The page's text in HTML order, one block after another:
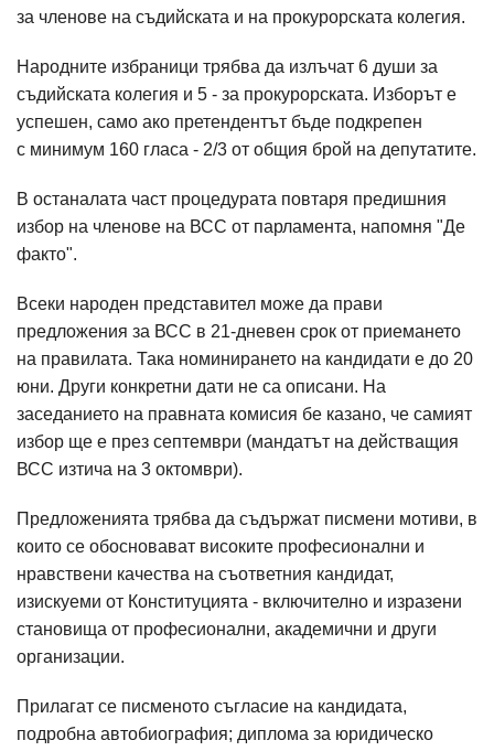
за членове на съдийската и на прокурорската колегия.
Народните избраници трябва да излъчат 6 души за
съдийската колегия и 5 - за прокурорската. Изборът е
успешен, само ако претендентът бъде подкрепен
с минимум 160 гласа - 2/3 от общия брой на депутатите.
В останалата част процедурата повтаря предишния
избор на членове на ВСС от парламента, напомня "Де
факто".
Всеки народен представител може да прави
предложения за ВСС в 21-дневен срок от приемането
на правилата. Така номинирането на кандидати е до 20
юни. Други конкретни дати не са описани. На
заседанието на правната комисия бе казано, че самият
избор ще е през септември (мандатът на действащия
ВСС изтича на 3 октомври).
Предложенията трябва да съдържат писмени мотиви, в
които се обосновават високите професионални и
нравствени качества на съответния кандидат,
изискуеми от Конституцията - включително и изразени
становища от професионални, академични и други
организации.
Прилагат се писменото съгласие на кандидата,
подробна автобиография; диплома за юридическо